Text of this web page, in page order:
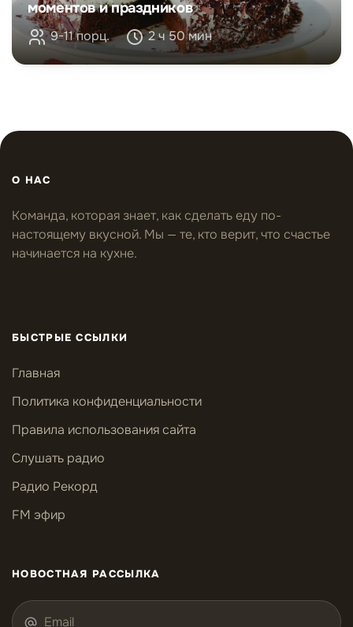
моментов и праздников
9-11 порц. 2 ч 50 мин
О НАС
Команда, которая знает, как сделать еду по-
настоящему вкусной. Мы — те, кто верит, что счастье
начинается на кухне.
БЫСТРЫЕ ССЫЛКИ
Главная
Политика конфиденциальности
Правила использования сайта
Слушать радио
Радио Рекорд
FM эфир
НОВОСТНАЯ РАССЫЛКА